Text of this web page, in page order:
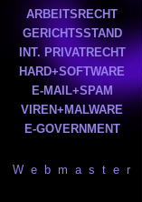
ARBEITSRECHT
GERICHTSSTAND
INT. PRIVATRECHT
HARD+SOFTWARE
E-MAIL+SPAM
VIREN+MALWARE
E-GOVERNMENT
W e b m a s t e r